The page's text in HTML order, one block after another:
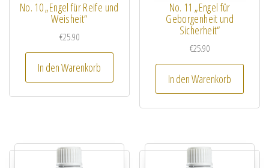
No. 10 „Engel für Reife und
Weisheit“
€25.90
In den Warenkorb
No. 11 „Engel für
Geborgenheit und
Sicherheit“
€25.90
In den Warenkorb